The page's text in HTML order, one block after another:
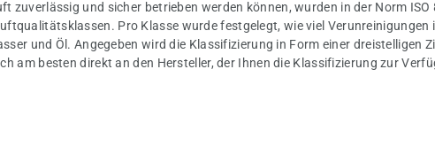
zuverlässig und sicher betrieben werden können, wurden in der Norm
Pro Klasse wurde festgelegt, wie viel
und Öl. Angegeben wird die Klassifizierung in Form einer dreistelligen
am besten direkt an den Hersteller, der Ihnen die Klassifizierung zur